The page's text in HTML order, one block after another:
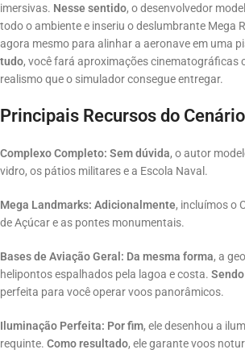
imersivas. Nesse sentido, o desenvolvedor
todo o ambiente e inseriu o deslumbrante Mega
agora mesmo para alinhar a aeronave em uma
tudo, você fará aproximações cinematográficas
realismo que o simulador consegue entregar.
Principais Recursos do
Complexo Completo: Sem dúvida, o autor
vidro, os pátios militares e a Escola Naval .
Mega Landmarks: Adicionalmente, incluímos o
de Açúcar e as pontes monumentais.
Bases de Aviação Geral: Da mesma forma, a
helipontos espalhados pela lagoa e costa.
perfeita para você operar voos panorâmicos.
Iluminação Perfeita: Por fim, ele desenhou a
requinte. Como resultado, ele garante voos